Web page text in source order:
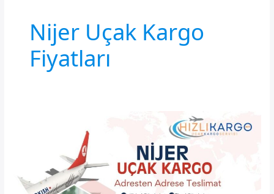
Nijer Uçak Kargo
Fiyatları